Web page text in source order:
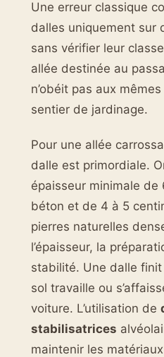
Une erreur classique
dalles uniquement sur
sans vérifier leur
allée destinée au
n’obéit pas aux
sentier de jardinage.
Pour une allée
dalle est primordiale.
épaisseur minimale
béton et de 4 à 5
pierres naturelles
l’épaisseur, la
stabilité. Une dalle
sol travaille ou
voiture. L’utilisation de
stabilisatrices
maintenir les